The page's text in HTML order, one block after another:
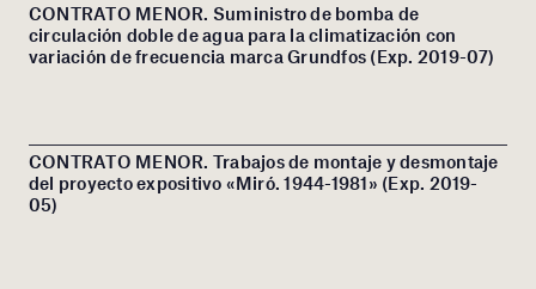
CONTRATO MENOR. Suministro de bomba de
circulación doble de agua para la climatización con
variación de frecuencia marca Grundfos (Exp. 2019-07)
CONTRATO MENOR. Trabajos de montaje y desmontaje
del proyecto expositivo «Miró. 1944-1981» (Exp. 2019-
05)